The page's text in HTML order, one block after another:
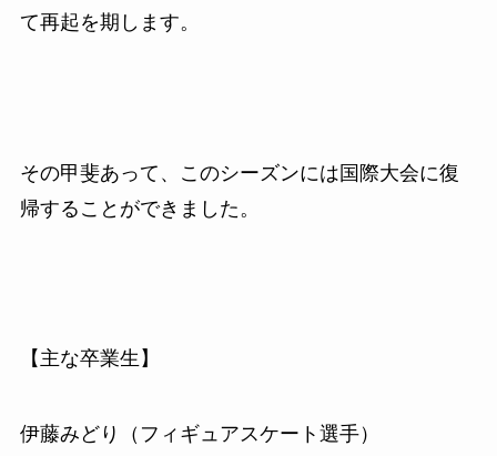
て再起を期します。
その甲斐あって、このシーズンには国際大会に復
帰することができました。
【主な卒業生】
伊藤みどり（フィギュアスケート選手）